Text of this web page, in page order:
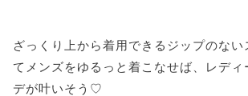
ざっくり上から着用できるジップのない
てメンズをゆるっと着こなせば、レディ
デが叶いそう♡